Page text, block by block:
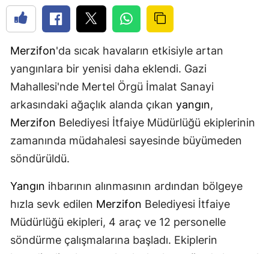
Merzifon'da sıcak havaların etkisiyle artan
yangınlara bir yenisi daha eklendi. Gazi
Mahallesi'nde Mertel Örgü İmalat Sanayi
arkasındaki ağaçlık alanda çıkan yangın,
Merzifon Belediyesi İtfaiye Müdürlüğü ekiplerinin
zamanında müdahalesi sayesinde büyümeden
söndürüldü.
Yangın ihbarının alınmasının ardından bölgeye
hızla sevk edilen Merzifon Belediyesi İtfaiye
Müdürlüğü ekipleri, 4 araç ve 12 personelle
söndürme çalışmalarına başladı. Ekiplerin